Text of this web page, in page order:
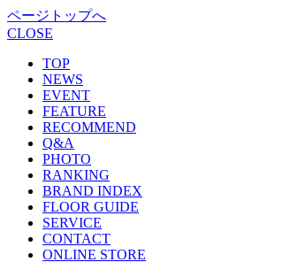
ページトップへ
CLOSE
TOP
NEWS
EVENT
FEATURE
RECOMMEND
Q&A
PHOTO
RANKING
BRAND INDEX
FLOOR GUIDE
SERVICE
CONTACT
ONLINE STORE